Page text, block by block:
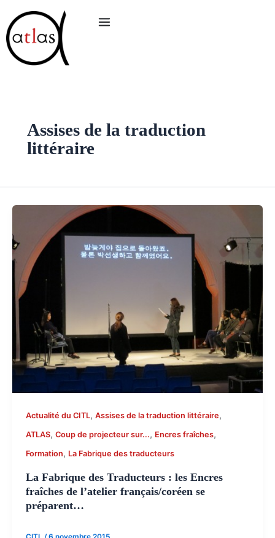
au
contenu
Assises de la traduction
littéraire
Actualité du CITL, Assises de la traduction littéraire,
ATLAS, Coup de projecteur sur..., Encres fraîches,
Formation, La Fabrique des traducteurs
La Fabrique des Traducteurs : les Encres
fraîches de l’atelier français/coréen se
préparent…